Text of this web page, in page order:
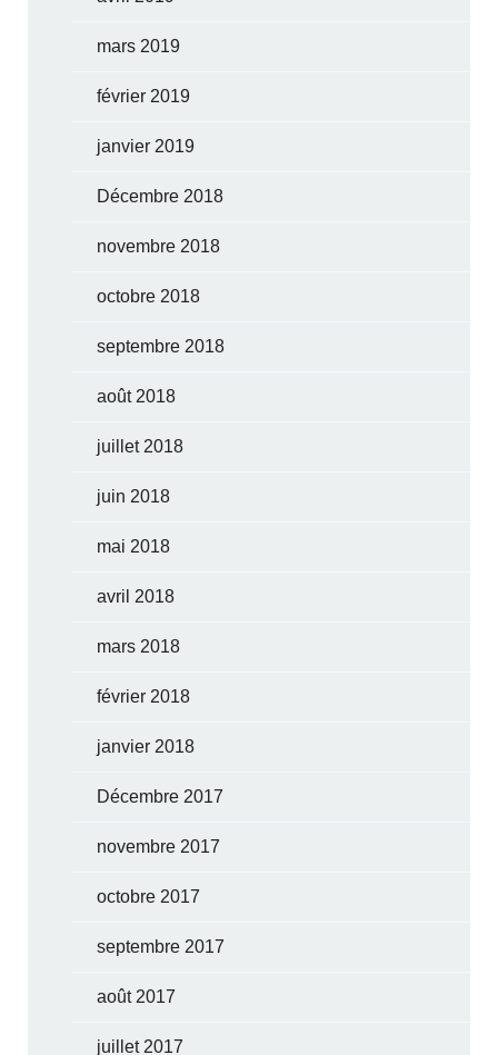
mars 2019
février 2019
janvier 2019
Décembre 2018
novembre 2018
octobre 2018
septembre 2018
août 2018
juillet 2018
juin 2018
mai 2018
avril 2018
mars 2018
février 2018
janvier 2018
Décembre 2017
novembre 2017
octobre 2017
septembre 2017
août 2017
juillet 2017